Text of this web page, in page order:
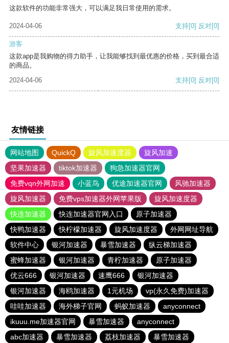
这款软件的功能非常强大，可以满足我日常使用的需求。
2024-04-06 支持[0] 反对[0]
游客
这款app是我购物的得力助手，让我能够找到最优惠的价格，买到最合适
的商品。
2024-04-06
支持[0] 反对[0]
友情链接
网站地图 QuickQ 旋风加速度器
旋风加速
坚果加速器
tiktok加速器
狗急加速器官网
免费vqn外网加速
小蓝鸟 优途加速器官网
风驰加速器
旋风加速器
免费vps加速器外网苹果版
旋风加速度器
快连加速器
快连加速器官网入口
原子加速器
快鸭加速器
快柠檬加速器 旋风加速度器
外网网址导航
软件中心
银河加速器 暴雪加速器
纵云梯加速器
蜜蜂加速器
银河加速器 青柠加速器
原子加速器
优云666
银河加速器 速鹰666
银河加速器
银河加速器
海鸥加速器 1元机场
vp(永久免费)加速器
哇哇加速器
海外梯子官网 蚂蚁加速器
anyconnect
ikuuu.me加速器官网
暴雪加速器
anyconnect
abc加速器
暴雪加速器 荔枝加速器 暴雪加速器